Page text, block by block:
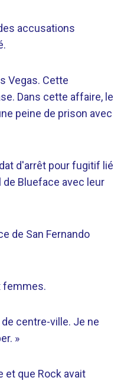
accusations
Vegas. Cette
Dans cette affaire, le
peine de prison avec
d'arrêt pour fugitif lié
Blueface avec leur
de San Fernando
femmes.
centre-ville. Je ne
»
et que Rock avait